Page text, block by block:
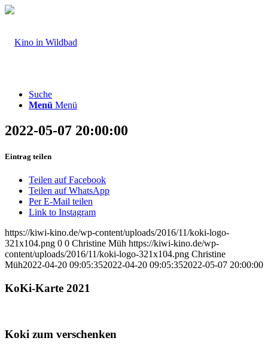
Suche
Menü Menü
2022-05-07 20:00:00
Eintrag teilen
Teilen auf Facebook
Teilen auf WhatsApp
Per E-Mail teilen
Link to Instagram
https://kiwi-kino.de/wp-content/uploads/2016/11/koki-logo-
321x104.png 0 0 Christine Müh https://kiwi-kino.de/wp-
content/uploads/2016/11/koki-logo-321x104.png Christine
Müh2022-04-20 09:05:352022-04-20 09:05:352022-05-07 20:00:00
KoKi-Karte 2021
Koki zum verschenken